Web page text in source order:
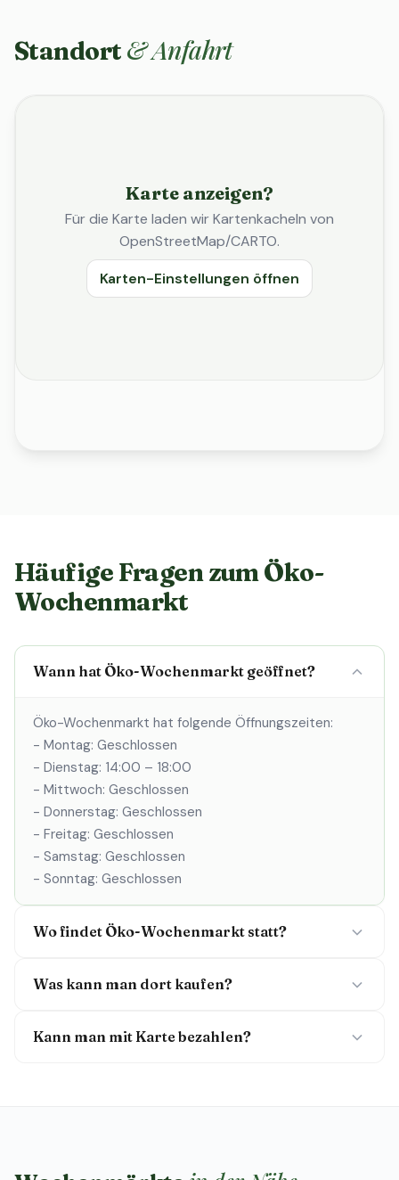
Standort & Anfahrt
Karte anzeigen?
Für die Karte laden wir Kartenkacheln von
OpenStreetMap/CARTO.
Karten-Einstellungen öffnen
Häufige Fragen zum Öko-
Wochenmarkt
Wann hat Öko-Wochenmarkt geöffnet?
Öko-Wochenmarkt hat folgende Öffnungszeiten:
- Montag: Geschlossen
- Dienstag: 14:00 – 18:00
- Mittwoch: Geschlossen
- Donnerstag: Geschlossen
- Freitag: Geschlossen
- Samstag: Geschlossen
- Sonntag: Geschlossen
Wo findet Öko-Wochenmarkt statt?
Was kann man dort kaufen?
Kann man mit Karte bezahlen?